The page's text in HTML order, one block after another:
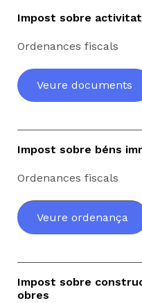
Impost sobre
Ordenances fiscals
Veure documents
Impost sobre béns
Ordenances fiscals
Veure ordenança
Impost sobre
obres